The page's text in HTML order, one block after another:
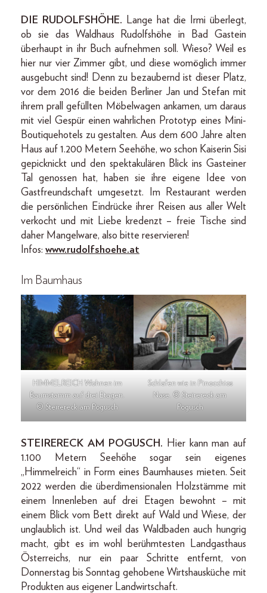
DIE RUDOLFSHÖHE. Lange hat die Irmi überlegt,
ob sie das Waldhaus Rudolfshöhe in Bad Gastein
überhaupt in ihr Buch aufnehmen soll. Wieso? Weil es
hier nur vier Zimmer gibt, und diese womöglich immer
ausgebucht sind! Denn zu bezaubernd ist dieser Platz,
vor dem 2016 die beiden Berliner Jan und Stefan mit
ihrem prall gefüllten Möbelwagen ankamen, um daraus
mit viel Gespür einen wahrlichen Prototyp eines Mini-
Boutiquehotels zu gestalten. Aus dem 600 Jahre alten
Haus auf 1.200 Metern Seehöhe, wo schon Kaiserin Sisi
gepicknickt und den spektakulären Blick ins Gasteiner
Tal genossen hat, haben sie ihre eigene Idee von
Gastfreundschaft umgesetzt. Im Restaurant werden
die persönlichen Eindrücke ihrer Reisen aus aller Welt
verkocht und mit Liebe kredenzt – freie Tische sind
daher Mangelware, also bitte reservieren!
Infos: www.rudolfshoehe.at
Im Baumhaus
HIMMELREICH Wohnen im
Baumstamm auf drei Etagen.
© Steirereck am Pogusch
Schlafen wie in Pinocchios
Nase. © Steirereck am
Pogusch
STEIRERECK AM POGUSCH.
Hier kann man auf
1.100 Metern Seehöhe sogar sein eigenes
„Himmelreich“ in Form eines Baumhauses mieten. Seit
2022 werden die überdimensionalen Holzstämme mit
einem Innenleben auf drei Etagen bewohnt – mit
einem Blick vom Bett direkt auf Wald und Wiese, der
unglaublich ist. Und weil das Waldbaden auch hungrig
macht, gibt es im wohl berühmtesten Landgasthaus
Österreichs, nur ein paar Schritte entfernt, von
Donnerstag bis Sonntag gehobene Wirtshausküche mit
Produkten aus eigener Landwirtschaft.